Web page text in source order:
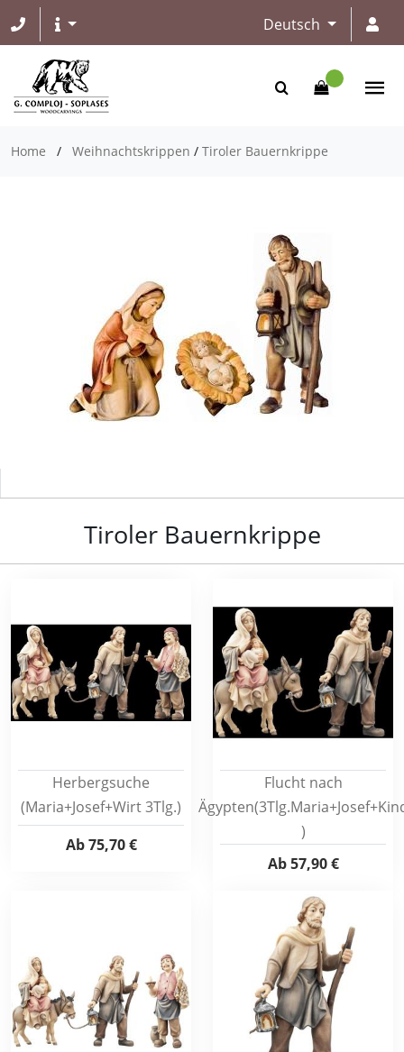
Deutsch
Home / Weihnachtskrippen / Tiroler Bauernkrippe
Tiroler Bauernkrippe
Herbergsuche
(Maria+Josef+Wirt 3Tlg.)
Ab75,70 €
Flucht nach
)
Ab57,90 €